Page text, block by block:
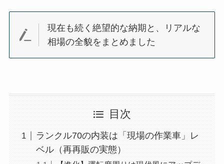
現在も続く絶望的な納期と、リアルな
相場の全貌をまとめました
目次
ランクル70の内装は「現場の作業車」レ
ベル（再再販の実態）